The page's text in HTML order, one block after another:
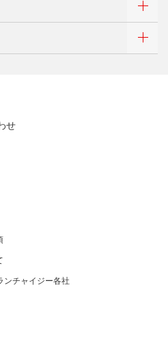
ルビング方式
ド 各種規約
別なサービス Platinum
にご利用いただけるサービス
プ
ド情報とお支払い情報
事項
するお願い
い対策のお願い
グイン対策のお願い
ついて
み
よびテロ資金供与等の対策に
針
の方針
組み
ビリティサイト
せ
ンチャイジー各社